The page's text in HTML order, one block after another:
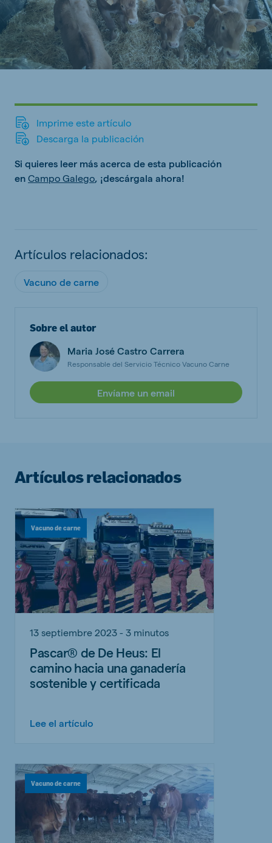
Imprime este artículo
Descarga la publicación
Si quieres leer más acerca de esta publicación
en Campo Galego, ¡descárgala ahora!
Artículos relacionados:
Vacuno de carne
Sobre el autor
Maria José Castro Carrera
Responsable del Servicio Técnico Vacuno Carne
Envíame un email
Artículos relacionados
Vacuno de carne
13 septiembre 2023 - 3 minutos
Pascar® de De Heus: El
camino hacia una ganadería
sostenible y certificada
Lee el artículo
Vacuno de carne